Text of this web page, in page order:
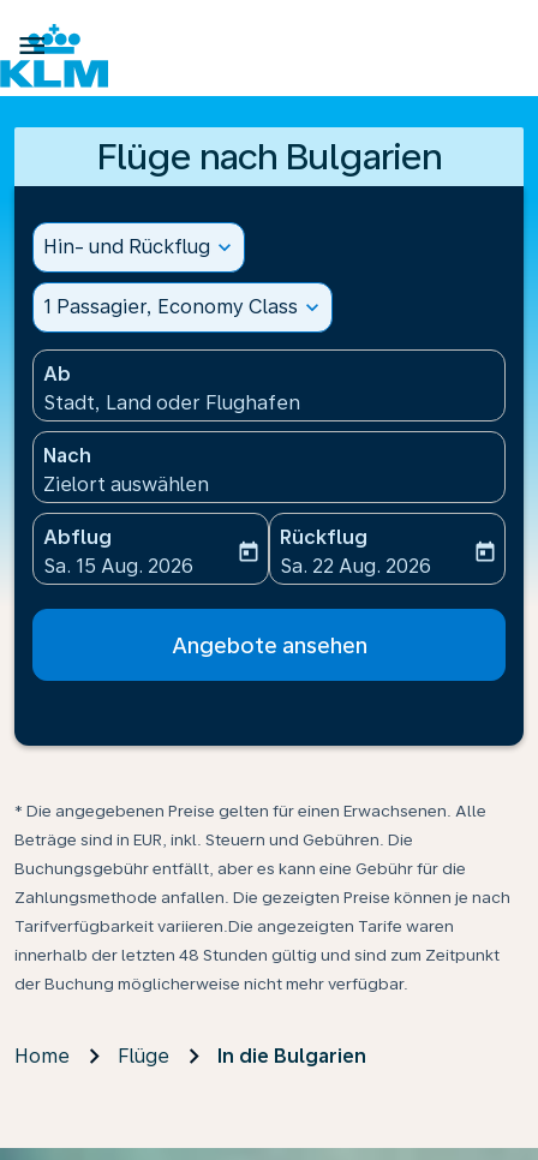

Flüge nach Bulgarien
Hin- und Rückflug expand_more
1 Passagier, Economy Class expand_more
Ab
Stadt, Land oder Flughafen
Nach
Zielort auswählen
Abflug
fc-booking-departure-date-aria-label
Sa. 15 Aug. 2026
today
Rückflug
fc-booking-return-date-
Sa. 22 Aug. 2026
today
Angebote ansehen
* Die angegebenen Preise gelten für einen Erwachsenen. Alle
Beträge sind in EUR, inkl. Steuern und Gebühren. Die
Buchungsgebühr entfällt, aber es kann eine Gebühr für die
Zahlungsmethode anfallen. Die gezeigten Preise können je nach
Tarifverfügbarkeit variieren.Die angezeigten Tarife waren
innerhalb der letzten 48 Stunden gültig und sind zum Zeitpunkt
der Buchung möglicherweise nicht mehr verfügbar.
Home Flüge In die Bulgarien